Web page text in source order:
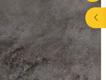
POMOĆ PRI
KUPOVINI